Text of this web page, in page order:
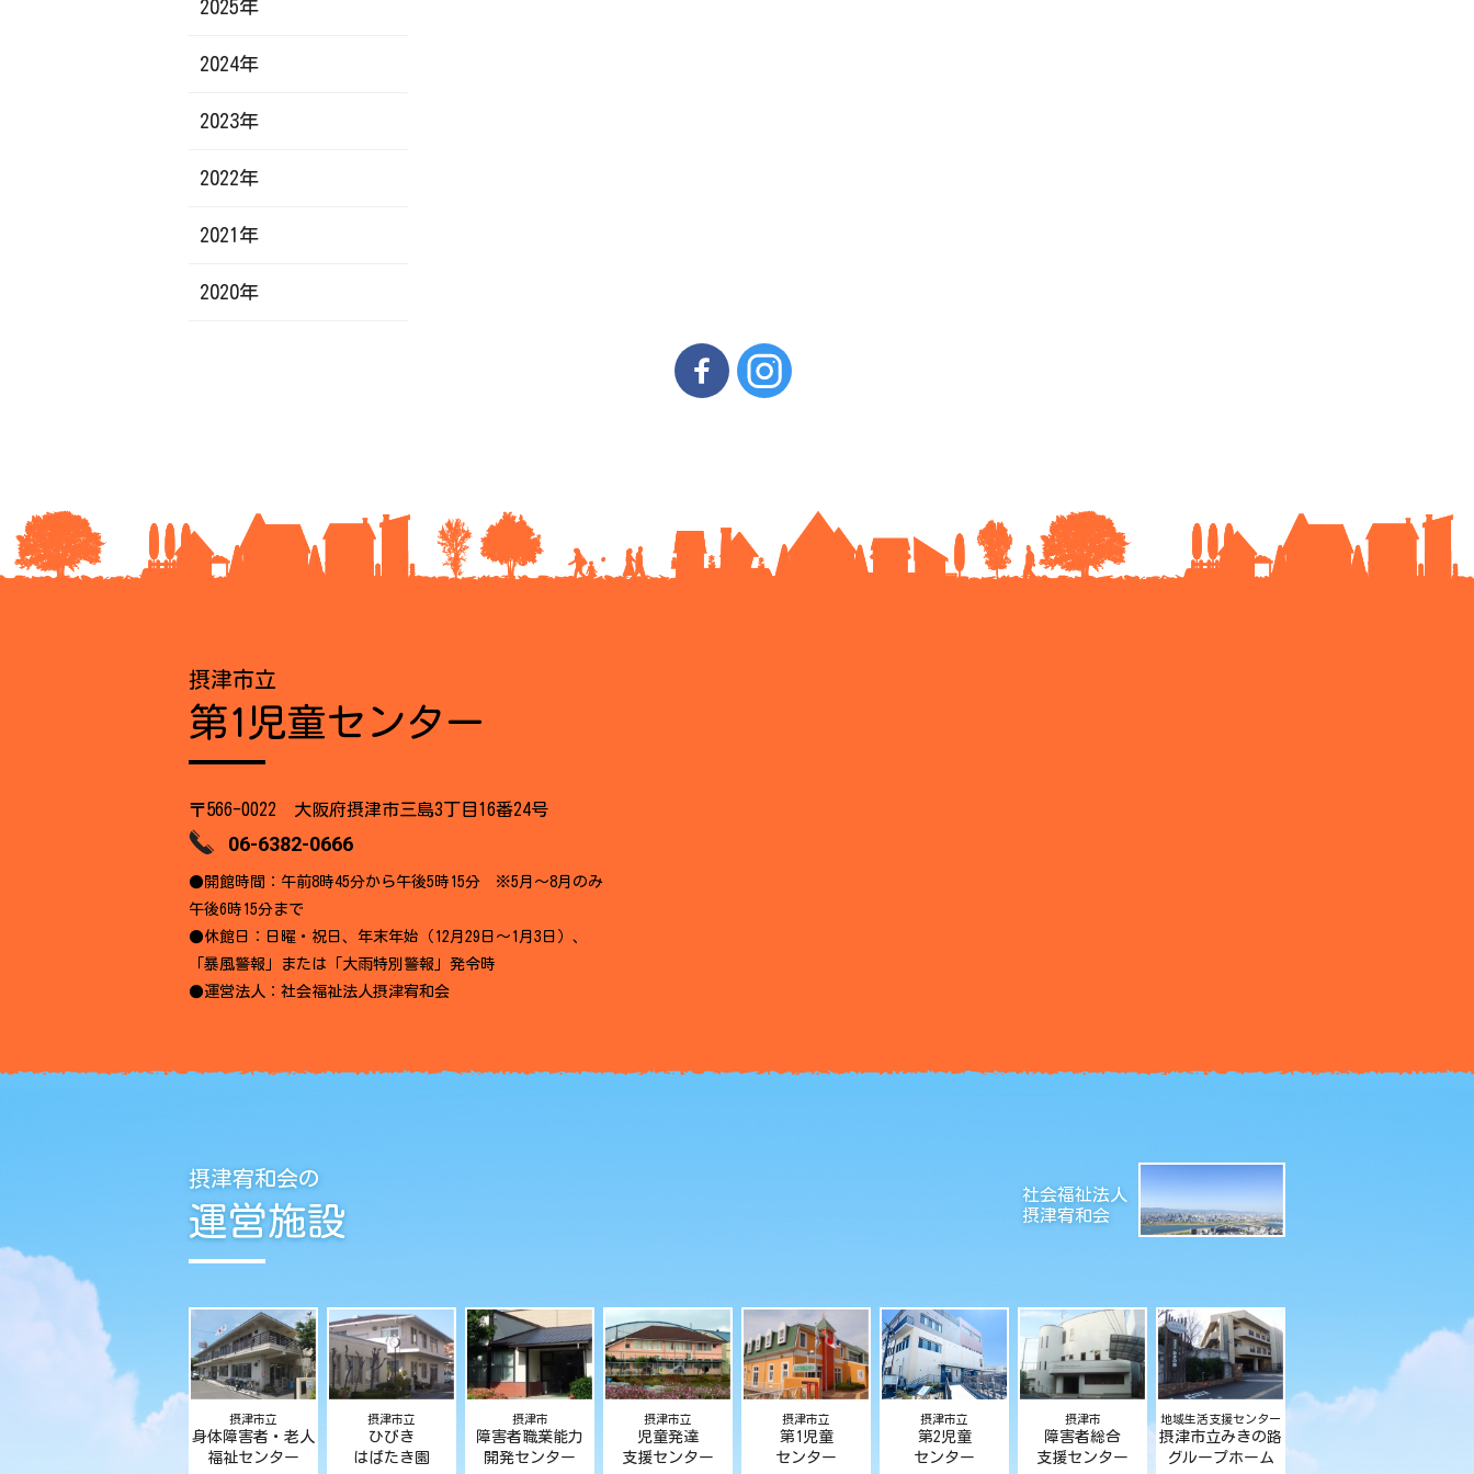
2025年
2024年
2023年
2022年
2021年
2020年
摂津市立
第1児童センター
〒566-0022 大阪府摂津市三島3丁目16番24号
06-6382-0666
●開館時間：午前8時45分から午後5時15分 ※5月～8月のみ
午後6時15分まで
●休館日：日曜・祝日、年末年始（12月29日～1月3日）、
「暴風警報」または「大雨特別警報」発令時
●運営法人：社会福祉法人摂津宥和会
摂津宥和会の
運営施設
社会福祉法人
摂津宥和会
摂津市立
身体障害者・老人
福祉センター
摂津市立
ひびき
はばたき園
摂津市
障害者職業能力
開発センター
摂津市立
児童発達
支援センター
摂津市立
第1児童
センター
摂津市立
第2児童
センター
摂津市
障害者総合
支援センター
地域生活支援センター
摂津市立みきの路
グループホーム